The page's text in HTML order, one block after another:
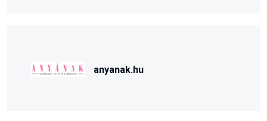
anyanak.hu